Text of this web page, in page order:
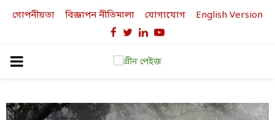
গোপনীয়তা বিজ্ঞাপন নীতিমালা যোগাযোগ English Version
Facebook
TwitterLinkedinYoutube
PRIMARY